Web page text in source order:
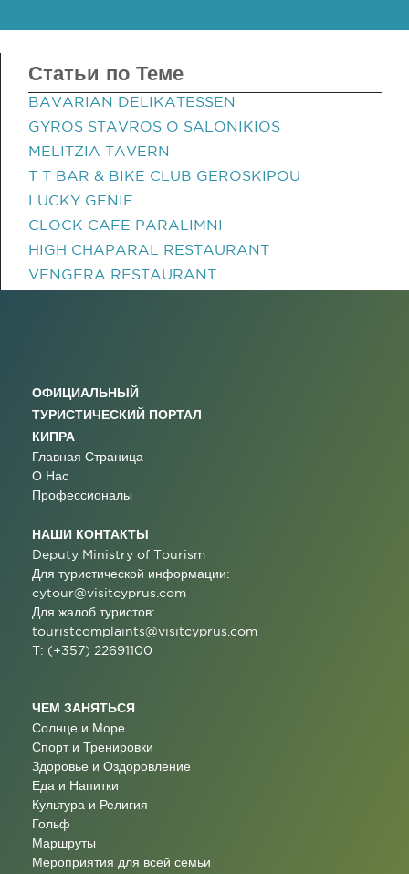
Статьи по Теме
BAVARIAN DELIKATESSEN
GYROS STAVROS O SALONIKIOS
MELITZIA TAVERN
T T BAR & BIKE CLUB GEROSKIPOU
LUCKY GENIE
CLOCK CAFE PARALIMNI
HIGH CHAPARAL RESTAURANT
VENGERA RESTAURANT
ОФИЦИАЛЬНЫЙ
ТУРИСТИЧЕСКИЙ ПОРТАЛ
КИПРА
Главная Страница
О Нас
Профессионалы
НАШИ КОНТАКТЫ
Deputy Ministry of Tourism
Для туристической информации:
cytour@visitcyprus.com
Для жалоб туристов:
touristcomplaints@visitcyprus.com
T: (+357) 22691100
ЧЕМ ЗАНЯТЬСЯ
Солнце и Море
Спорт и Тренировки
Здоровье и Оздоровление
Еда и Напитки
Культура и Религия
Гольф
Маршруты
Мероприятия для всей семьи